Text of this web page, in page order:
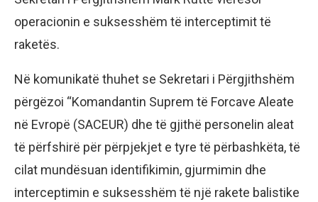
operacionin e suksesshëm të interceptimit të
raketës.
Në komunikatë thuhet se Sekretari i Përgjithshëm
përgëzoi “Komandantin Suprem të Forcave Aleate
në Evropë (SACEUR) dhe të gjithë personelin aleat
të përfshirë për përpjekjet e tyre të përbashkëta, të
cilat mundësuan identifikimin, gjurmimin dhe
interceptimin e suksesshëm të një rakete balistike